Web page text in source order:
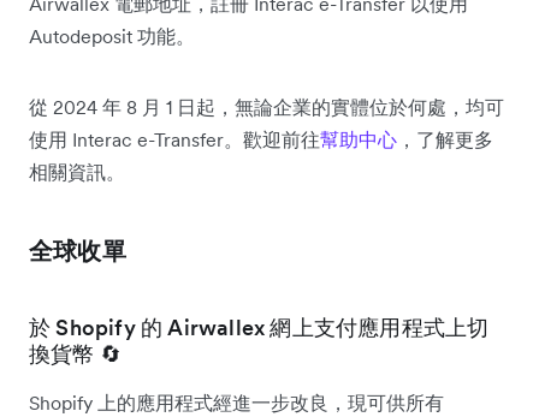
Autodeposit 功能。
從 2024 年 8 月 1 日起，無論企業的實體位於何處，均可
使用 Interac e-Transfer。歡迎前往幫助中心 ，了解更多
相關資訊。
全球收單
於 Shopify 的 Airwallex 網上支付應用程式上切
換貨幣 🔄
Shopify 上的應用程式經進一步改良，現可供所有